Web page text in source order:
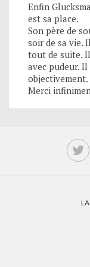
Enfin
est sa place.
Son père de
soir de sa vie.
tout de suite.
avec pudeur.
objectivement.
Merci